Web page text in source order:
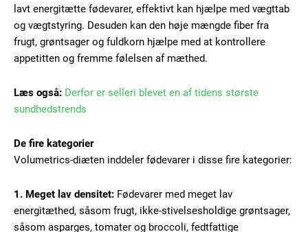
lavt energitætte fødevarer, effektivt kan hjælpe med vægttab
og vægtstyring. Desuden kan den høje mængde fiber fra
frugt, grøntsager og fuldkorn hjælpe med at kontrollere
appetitten og fremme følelsen af mæthed.
Læs også: Derfor er selleri blevet en af tidens største
sundhedstrends
De fire kategorier
Volumetrics-diæten inddeler fødevarer i disse fire kategorier:
1. Meget lav densitet: Fødevarer med meget lav
energitæthed, såsom frugt, ikke-stivelsesholdige grøntsager,
såsom asparges, tomater og broccoli, fedtfattige